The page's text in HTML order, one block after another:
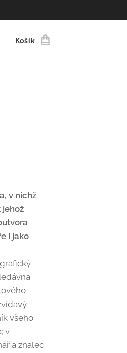
Košík
v nichž
jehož
i jako
všeho
v
a znalec